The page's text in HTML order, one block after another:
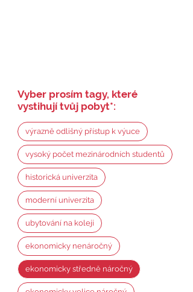
Vyber prosím tagy, které
vystihují tvůj pobyt*:
výrazně odlišný přístup k výuce
vysoký počet mezinárodních studentů
historická univerzita
moderní univerzita
ubytování na koleji
ekonomicky nenáročný
ekonomicky středně náročný